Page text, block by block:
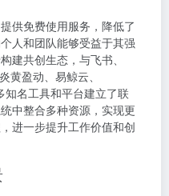
提供免费使用服务，降低了
人和团队能够受益于其强
建共创生态，与飞书、
黄盈动、易鲸云、
名工具和平台建立了联
中整合多种资源，实现更
进一步提升工作价值和创